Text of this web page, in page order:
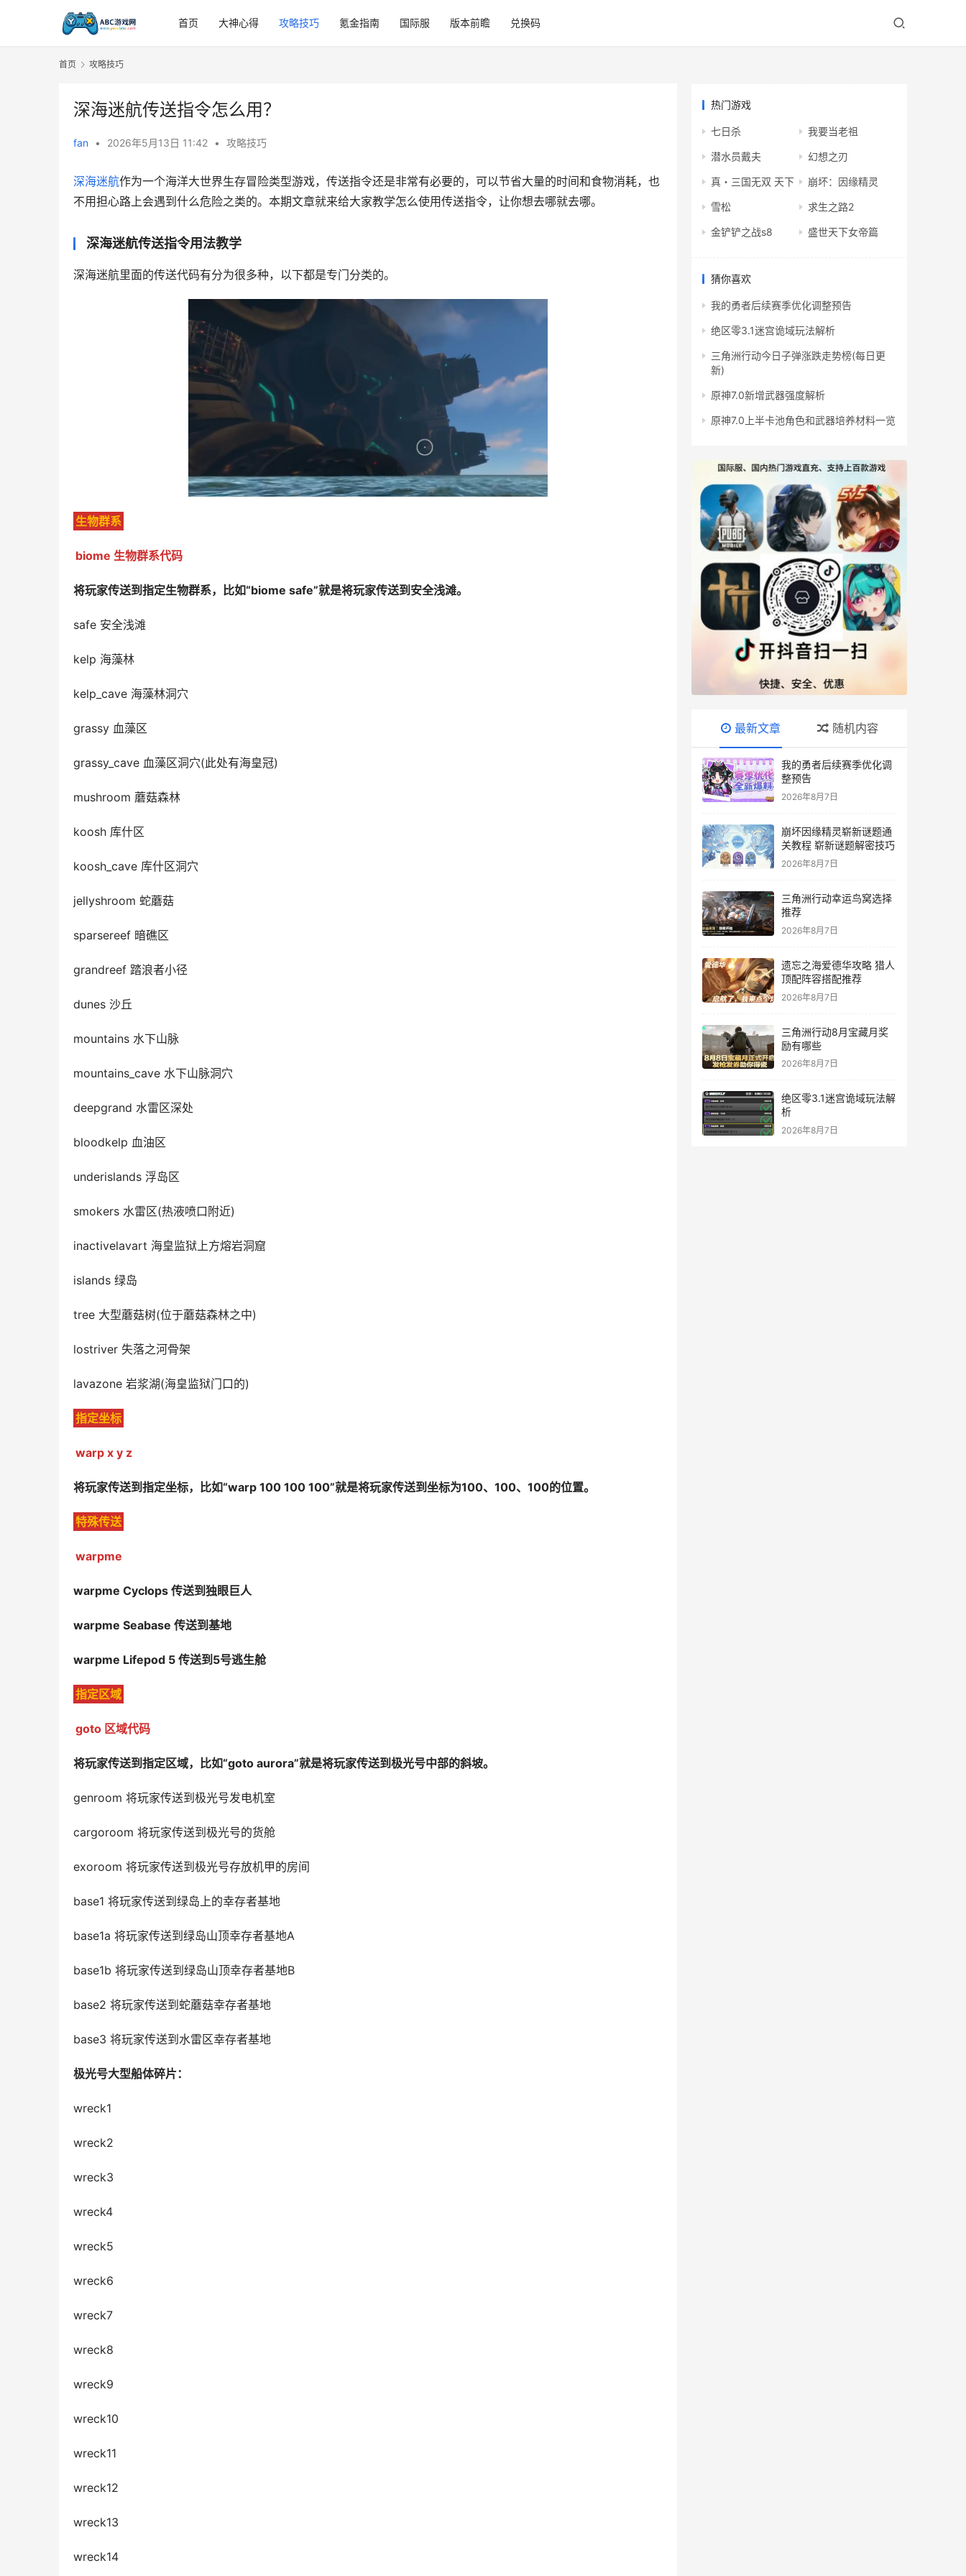
首页 大神心得 攻略技巧 氪金指南 国际服 版本前瞻 兑换码
首页 攻略技巧
深海迷航传送指令怎么用？
fan • 2026年5月13日 11:42 • 攻略技巧
深海迷航作为一个海洋大世界生存冒险类型游戏，传送指令还是非常有必要的，可以节省大量的时间和食物消耗，也
不用担心路上会遇到什么危险之类的。本期文章就来给大家教学怎么使用传送指令，让你想去哪就去哪。
深海迷航传送指令用法教学
深海迷航里面的传送代码有分为很多种，以下都是专门分类的。
生物群系
biome 生物群系代码
将玩家传送到指定生物群系，比如“biome safe”就是将玩家传送到安全浅滩。
safe 安全浅滩
kelp 海藻林
kelp_cave 海藻林洞穴
grassy 血藻区
grassy_cave 血藻区洞穴(此处有海皇冠)
mushroom 蘑菇森林
koosh 库什区
koosh_cave 库什区洞穴
jellyshroom 蛇蘑菇
sparsereef 暗礁区
grandreef 踏浪者小径
dunes 沙丘
mountains 水下山脉
mountains_cave 水下山脉洞穴
deepgrand 水雷区深处
bloodkelp 血油区
underislands 浮岛区
smokers 水雷区(热液喷口附近)
inactivelavart 海皇监狱上方熔岩洞窟
islands 绿岛
tree 大型蘑菇树(位于蘑菇森林之中)
lostriver 失落之河骨架
lavazone 岩浆湖(海皇监狱门口的)
指定坐标
warp x y z
将玩家传送到指定坐标，比如“warp 100 100 100”就是将玩家传送到坐标为100、100、100的位置。
特殊传送
warpme
warpme Cyclops 传送到独眼巨人
warpme Seabase 传送到基地
warpme Lifepod 5 传送到5号逃生舱
指定区域
goto 区域代码
将玩家传送到指定区域，比如“goto aurora”就是将玩家传送到极光号中部的斜坡。
genroom 将玩家传送到极光号发电机室
cargoroom 将玩家传送到极光号的货舱
exoroom 将玩家传送到极光号存放机甲的房间
base1 将玩家传送到绿岛上的幸存者基地
base1a 将玩家传送到绿岛山顶幸存者基地A
base1b 将玩家传送到绿岛山顶幸存者基地B
base2 将玩家传送到蛇蘑菇幸存者基地
base3 将玩家传送到水雷区幸存者基地
极光号大型船体碎片：
wreck1
wreck2
wreck3
wreck4
wreck5
wreck6
wreck7
wreck8
wreck9
wreck10
wreck11
wreck12
wreck13
wreck14
热门游戏
七日杀 我要当老祖
潜水员戴夫 幻想之刃
真・三国无双 天下 崩坏：因缘精灵
雪松 求生之路2
金铲铲之战s8 盛世天下女帝篇
猜你喜欢
我的勇者后续赛季优化调整预告
绝区零3.1迷宫诡域玩法解析
三角洲行动今日子弹涨跌走势榜(每日更
新)
原神7.0新增武器强度解析
原神7.0上半卡池角色和武器培养材料一览
最新文章 随机内容
我的勇者后续赛季优化调
整预告
2026年8月7日
崩坏因缘精灵崭新谜题通
关教程 崭新谜题解密技巧
2026年8月7日
三角洲行动幸运鸟窝选择
推荐
2026年8月7日
遗忘之海爱德华攻略 猎人
顶配阵容搭配推荐
2026年8月7日
三角洲行动8月宝藏月奖
励有哪些
2026年8月7日
绝区零3.1迷宫诡域玩法解
析
2026年8月7日